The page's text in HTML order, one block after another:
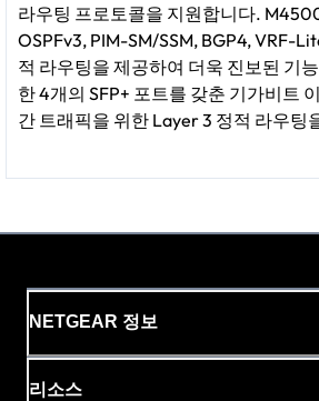
라우팅 프로토콜을 지원합니다.
OSPFv3, PIM-SM/SSM, BGP4, VRF-
적 라우팅을 제공하여 더욱 진보된 기
한 4개의 SFP+ 포트를 갖춘 기가비트
간 트래픽을 위한 Layer 3 정적 라우팅
NETGEAR 정보
리소스